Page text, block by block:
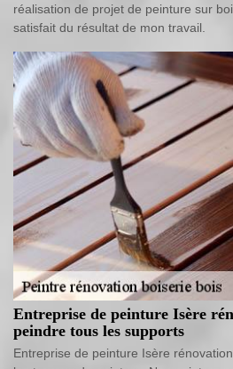
réalisation de projet de peinture sur
satisfait du résultat de mon travail.
Entreprise de peinture Isère
peindre tous les supports
Entreprise de peinture Isère